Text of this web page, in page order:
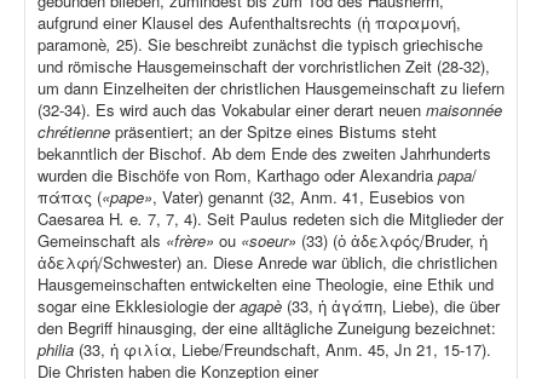
aufgrund einer Klausel des Aufenthaltsrechts (ἡ παραμονή,
paramonè, 25). Sie beschreibt zunächst die typisch griechische
und römische Hausgemeinschaft der vorchristlichen Zeit (28-32),
um dann Einzelheiten der christlichen Hausgemeinschaft zu liefern
(32-34). Es wird auch das Vokabular einer derart neuen maisonnée
chrétienne präsentiert; an der Spitze eines Bistums steht
bekanntlich der Bischof. Ab dem Ende des zweiten Jahrhunderts
wurden die Bischöfe von Rom, Karthago oder Alexandria papa/
πάπας («pape», Vater) genannt (32, Anm. 41, Eusebios von
Caesarea H. e. 7, 7, 4). Seit Paulus redeten sich die Mitglieder der
Gemeinschaft als «frère» ou «soeur» (33) (ὁ ἀδελφός/Bruder, ἡ
ἀδελφή/Schwester) an. Diese Anrede war üblich, die christlichen
Hausgemeinschaften entwickelten eine Theologie, eine Ethik und
sogar eine Ekklesiologie deragapè (33, ἡ ἀγάπη, Liebe), die über
den Begriff hinausging, der eine alltägliche Zuneigung bezeichnet:
philia (33, ἡ φιλία, Liebe/Freundschaft, Anm. 45, Jn 21, 15-17).
Die Christen haben die Konzeption einer